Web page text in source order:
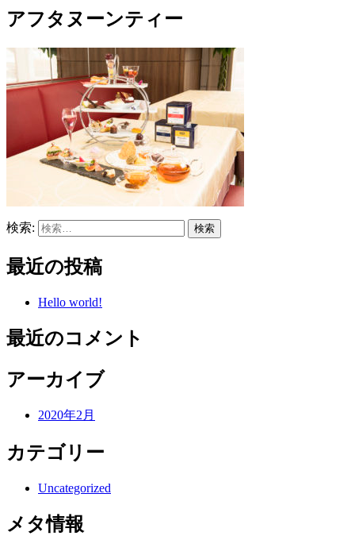
アフタヌーンティー
検索:
最近の投稿
Hello world!
最近のコメント
アーカイブ
2020年2月
カテゴリー
Uncategorized
メタ情報